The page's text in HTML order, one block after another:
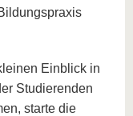
Einblick in
Studierenden
starte die